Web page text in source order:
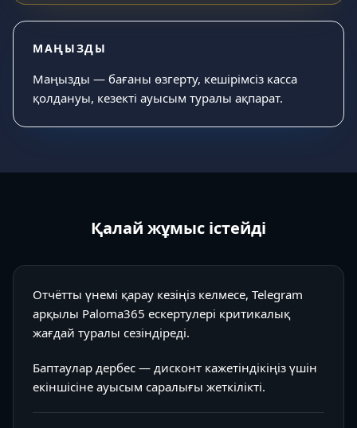
МАҢЫЗДЫ
Маңызды — бағаны өзгерту, кешірімсіз касса
қолдануы, кезекті ауысым туралы ақпарат.
Қалай жұмыс істейді
Отчётты үнемі қарау кезіңіз келмесе, Telegram
арқылы Paloma365 ескертулері критикалық
жағдай туралы сезіндіреді.
Баптаулар дербес — дисконт кажетіндікіңіз үшін
екіншісіне ауысым саралығы жеткілікті.